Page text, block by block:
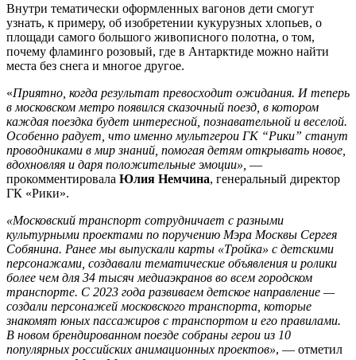
Внутри тематически оформленных вагонов дети смогут
узнать, к примеру, об изобретении кукурузных хлопьев, о
площади самого большого живописного полотна, о том,
почему фламинго розовый, где в Антарктиде можно найти
места без снега и многое другое.
«Приятно, когда результат превосходит ожидания. И теперь
в московском метро появился сказочный поезд, в котором
каждая поездка будет интересной, познавательной и веселой.
Особенно радует, что именно мультгерои ГК “Рики” станут
проводниками в мир знаний, помогая детям открывать новое,
вдохновляя и даря положительные эмоции», —
прокомментировала Юлия Немчина, генеральный директор
ГК «Рики».
«Московский транспорт сотрудничает с разными
культурными проектами по поручению Мэра Москвы Сергея
Собянина. Ранее мы выпускали карты «Тройка» с детскими
персонажами, создавали тематические объявления и ролики
более чем для 34 тысяч медиаэкранов во всем городском
транспорте. С 2023 года развиваем детское направление —
создали персонажей московского транспорта, которые
знакомят юных пассажиров с транспортом и его правилами.
В новом брендированном поезде собраны герои из 10
популярных российских анимационных проектов», — отметил